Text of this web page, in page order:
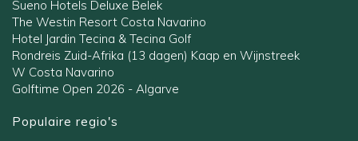
Sueno Hotels Deluxe Belek
The Westin Resort Costa Navarino
Hotel Jardin Tecina & Tecina Golf
Rondreis Zuid-Afrika (13 dagen) Kaap en Wijnstreek
W Costa Navarino
Golftime Open 2026 - Algarve
Populaire regio's